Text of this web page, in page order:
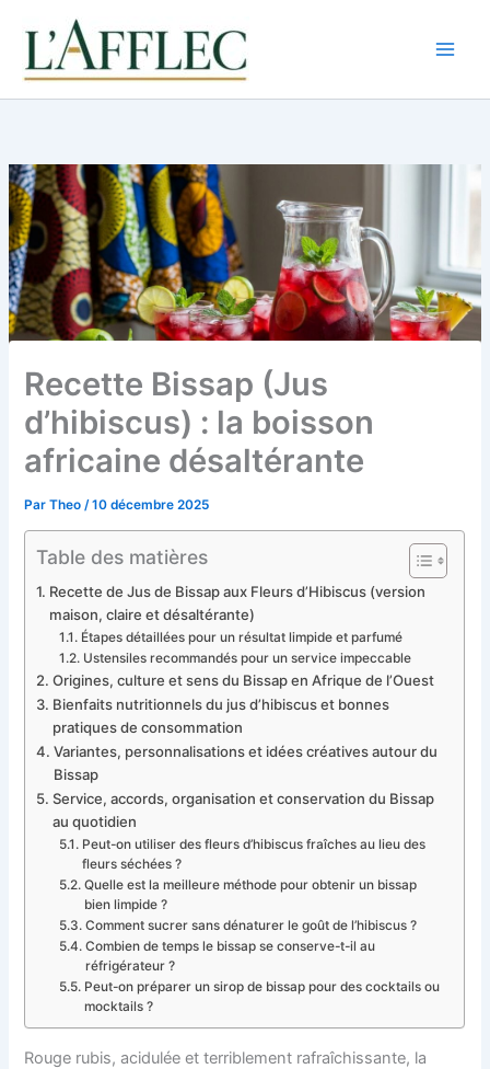
contenu
Recette Bissap (Jus
d’hibiscus) : la boisson
africaine désaltérante
ParTheo/10 décembre 2025
Table des matières
Recette de Jus de Bissap aux Fleurs d’Hibiscus (version
maison, claire et désaltérante)
Étapes détaillées pour un résultat limpide et parfumé
Ustensiles recommandés pour un service impeccable
Origines, culture et sens du Bissap en Afrique de l’Ouest
Bienfaits nutritionnels du jus d’hibiscus et bonnes
pratiques de consommation
Variantes, personnalisations et idées créatives autour du
Bissap
Service, accords, organisation et conservation du Bissap
au quotidien
Peut-on utiliser des fleurs d’hibiscus fraîches au lieu des
fleurs séchées ?
Quelle est la meilleure méthode pour obtenir un bissap
bien limpide ?
Comment sucrer sans dénaturer le goût de l’hibiscus ?
Combien de temps le bissap se conserve-t-il au
réfrigérateur ?
Peut-on préparer un sirop de bissap pour des cocktails ou
mocktails ?
Rouge rubis, acidulée et terriblement rafraîchissante, la